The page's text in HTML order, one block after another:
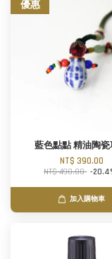
優惠
藍色點點 精油陶
NT$ 390.00
NT$ 490.00 -
加入購物車